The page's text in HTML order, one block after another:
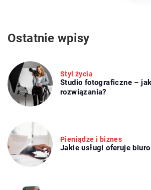
Ostatnie wpisy
Styl życia
Studio fotograficzne –
rozwiązania?
Pieniądze i biznes
Jakie usługi oferuje